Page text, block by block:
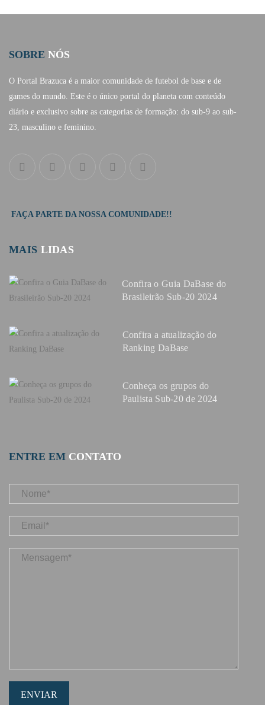
SOBRE NÓS
O Portal Brazuca é a maior comunidade de futebol de base e de
games do mundo. Este é o único portal do planeta com conteúdo
diário e exclusivo sobre as categorias de formação: do sub-9 ao sub-
23, masculino e feminino.
FAÇA PARTE DA NOSSA COMUNIDADE!!
MAIS LIDAS
Confira o Guia DaBase do
Brasileirão Sub-20 2024
Confira a atualização do
Ranking DaBase
Conheça os grupos do
Paulista Sub-20 de 2024
ENTRE EM CONTATO
ENVIAR